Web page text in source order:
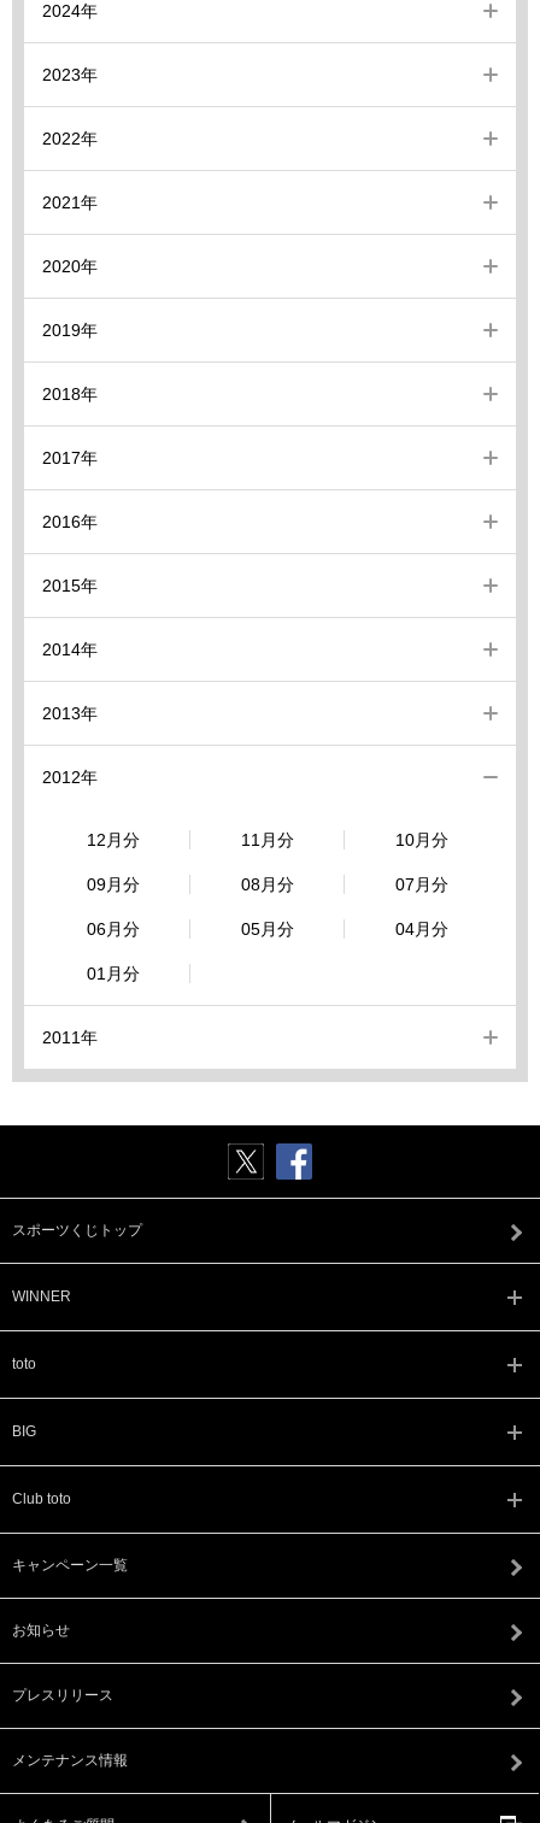
2024年
2023年
2022年
2021年
2020年
2019年
2018年
2017年
2016年
2015年
2014年
2013年
2012年
12月分 11月分 10月分
09月分 08月分 07月分
06月分 05月分 04月分
01月分
2011年
スポーツくじトップ
WINNER
toto
BIG
Club toto
キャンペーン一覧
お知らせ
プレスリリース
メンテナンス情報